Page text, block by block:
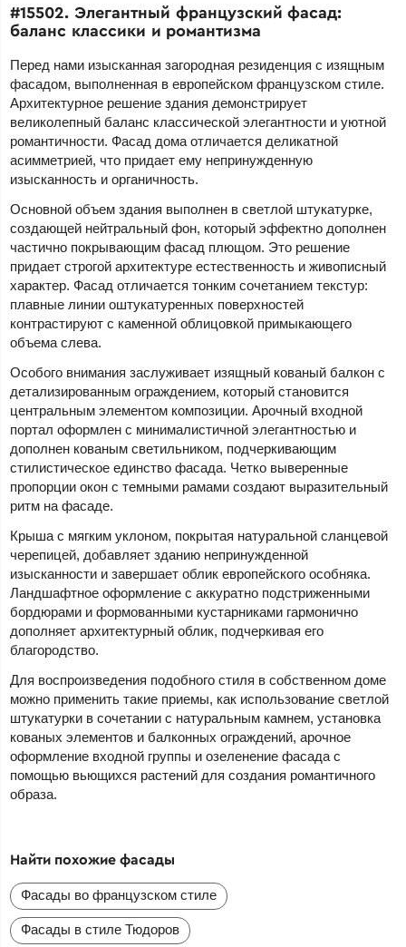
#15502. Элегантный французский фасад:
баланс классики и романтизма
Перед нами изысканная загородная резиденция с изящным
фасадом, выполненная в европейском французском стиле.
Архитектурное решение здания демонстрирует
великолепный баланс классической элегантности и уютной
романтичности. Фасад дома отличается деликатной
асимметрией, что придает ему непринужденную
изысканность и органичность.
Основной объем здания выполнен в светлой штукатурке,
создающей нейтральный фон, который эффектно дополнен
частично покрывающим фасад плющом. Это решение
придает строгой архитектуре естественность и живописный
характер. Фасад отличается тонким сочетанием текстур:
плавные линии оштукатуренных поверхностей
контрастируют с каменной облицовкой примыкающего
объема слева.
Особого внимания заслуживает изящный кованый балкон с
детализированным ограждением, который становится
центральным элементом композиции. Арочный входной
портал оформлен с минималистичной элегантностью и
дополнен кованым светильником, подчеркивающим
стилистическое единство фасада. Четко выверенные
пропорции окон с темными рамами создают выразительный
ритм на фасаде.
Крыша с мягким уклоном, покрытая натуральной сланцевой
черепицей, добавляет зданию непринужденной
изысканности и завершает облик европейского особняка.
Ландшафтное оформление с аккуратно подстриженными
бордюрами и формованными кустарниками гармонично
дополняет архитектурный облик, подчеркивая его
благородство.
Для воспроизведения подобного стиля в собственном доме
можно применить такие приемы, как использование светлой
штукатурки в сочетании с натуральным камнем, установка
кованых элементов и балконных ограждений, арочное
оформление входной группы и озеленение фасада с
помощью вьющихся растений для создания романтичного
образа.
Найти похожие фасады
Фасады во французском стиле
Фасады в стиле Тюдоров